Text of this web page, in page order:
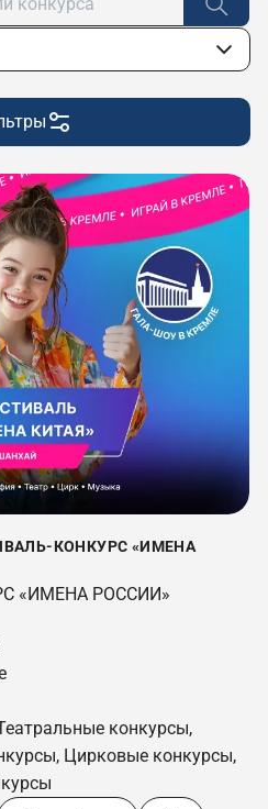
КОНКУРС «ИМЕНА
«ИМЕНА РОССИИ»
конкурсы,
Цирковые конкурсы,